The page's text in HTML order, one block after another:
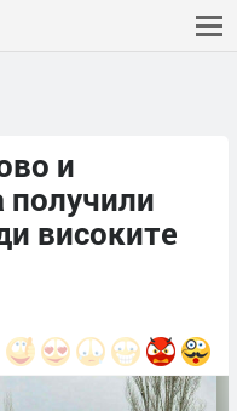
и
получили
високите